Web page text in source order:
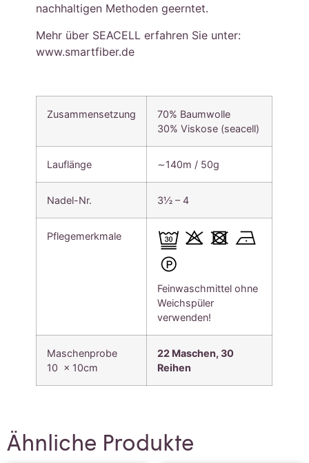
nachhaltigen Methoden geerntet.
Mehr über SEACELL erfahren Sie unter:
www.smartfiber.de
Zusammensetzung
70% Baumwolle
30% Viskose (seacell)
Lauflänge ∼140m / 50g
Nadel-Nr. 3½ – 4
Pflegemerkmale
Feinwaschmittel ohne
Weichspüler
verwenden!
Maschenprobe
10 x 10cm
22 Maschen, 30
Reihen
Ähnliche Produkte